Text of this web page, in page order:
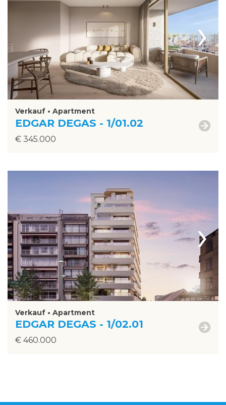
›
Verkauf • Apartment
EDGAR DEGAS - 1/01.02
€ 345.000
›
Verkauf • Apartment
EDGAR DEGAS - 1/02.01
€ 460.000